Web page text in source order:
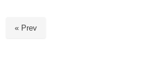
« Prev